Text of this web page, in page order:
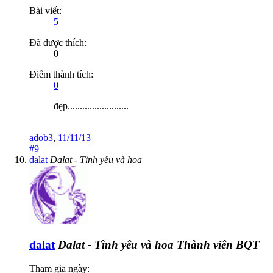
Bài viết:
5
Đã được thích:
0
Điểm thành tích:
0
đẹp.........................
adob3, 11/11/13
#9
dalat Dalat - Tình yêu và hoa
dalat Dalat - Tình yêu và hoa Thành viên BQT
Tham gia ngày: